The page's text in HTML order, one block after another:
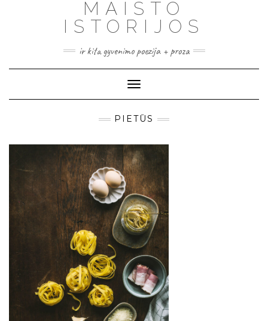
MAISTO
ISTORIJOS
ir kita gyvenimo poezija + proza
Toggle
Navigation
PIETŪS